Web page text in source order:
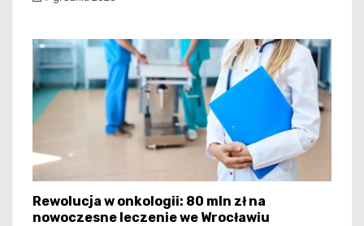
Rewolucja w onkologii: 80 mln zł na
nowoczesne leczenie we Wrocławiu